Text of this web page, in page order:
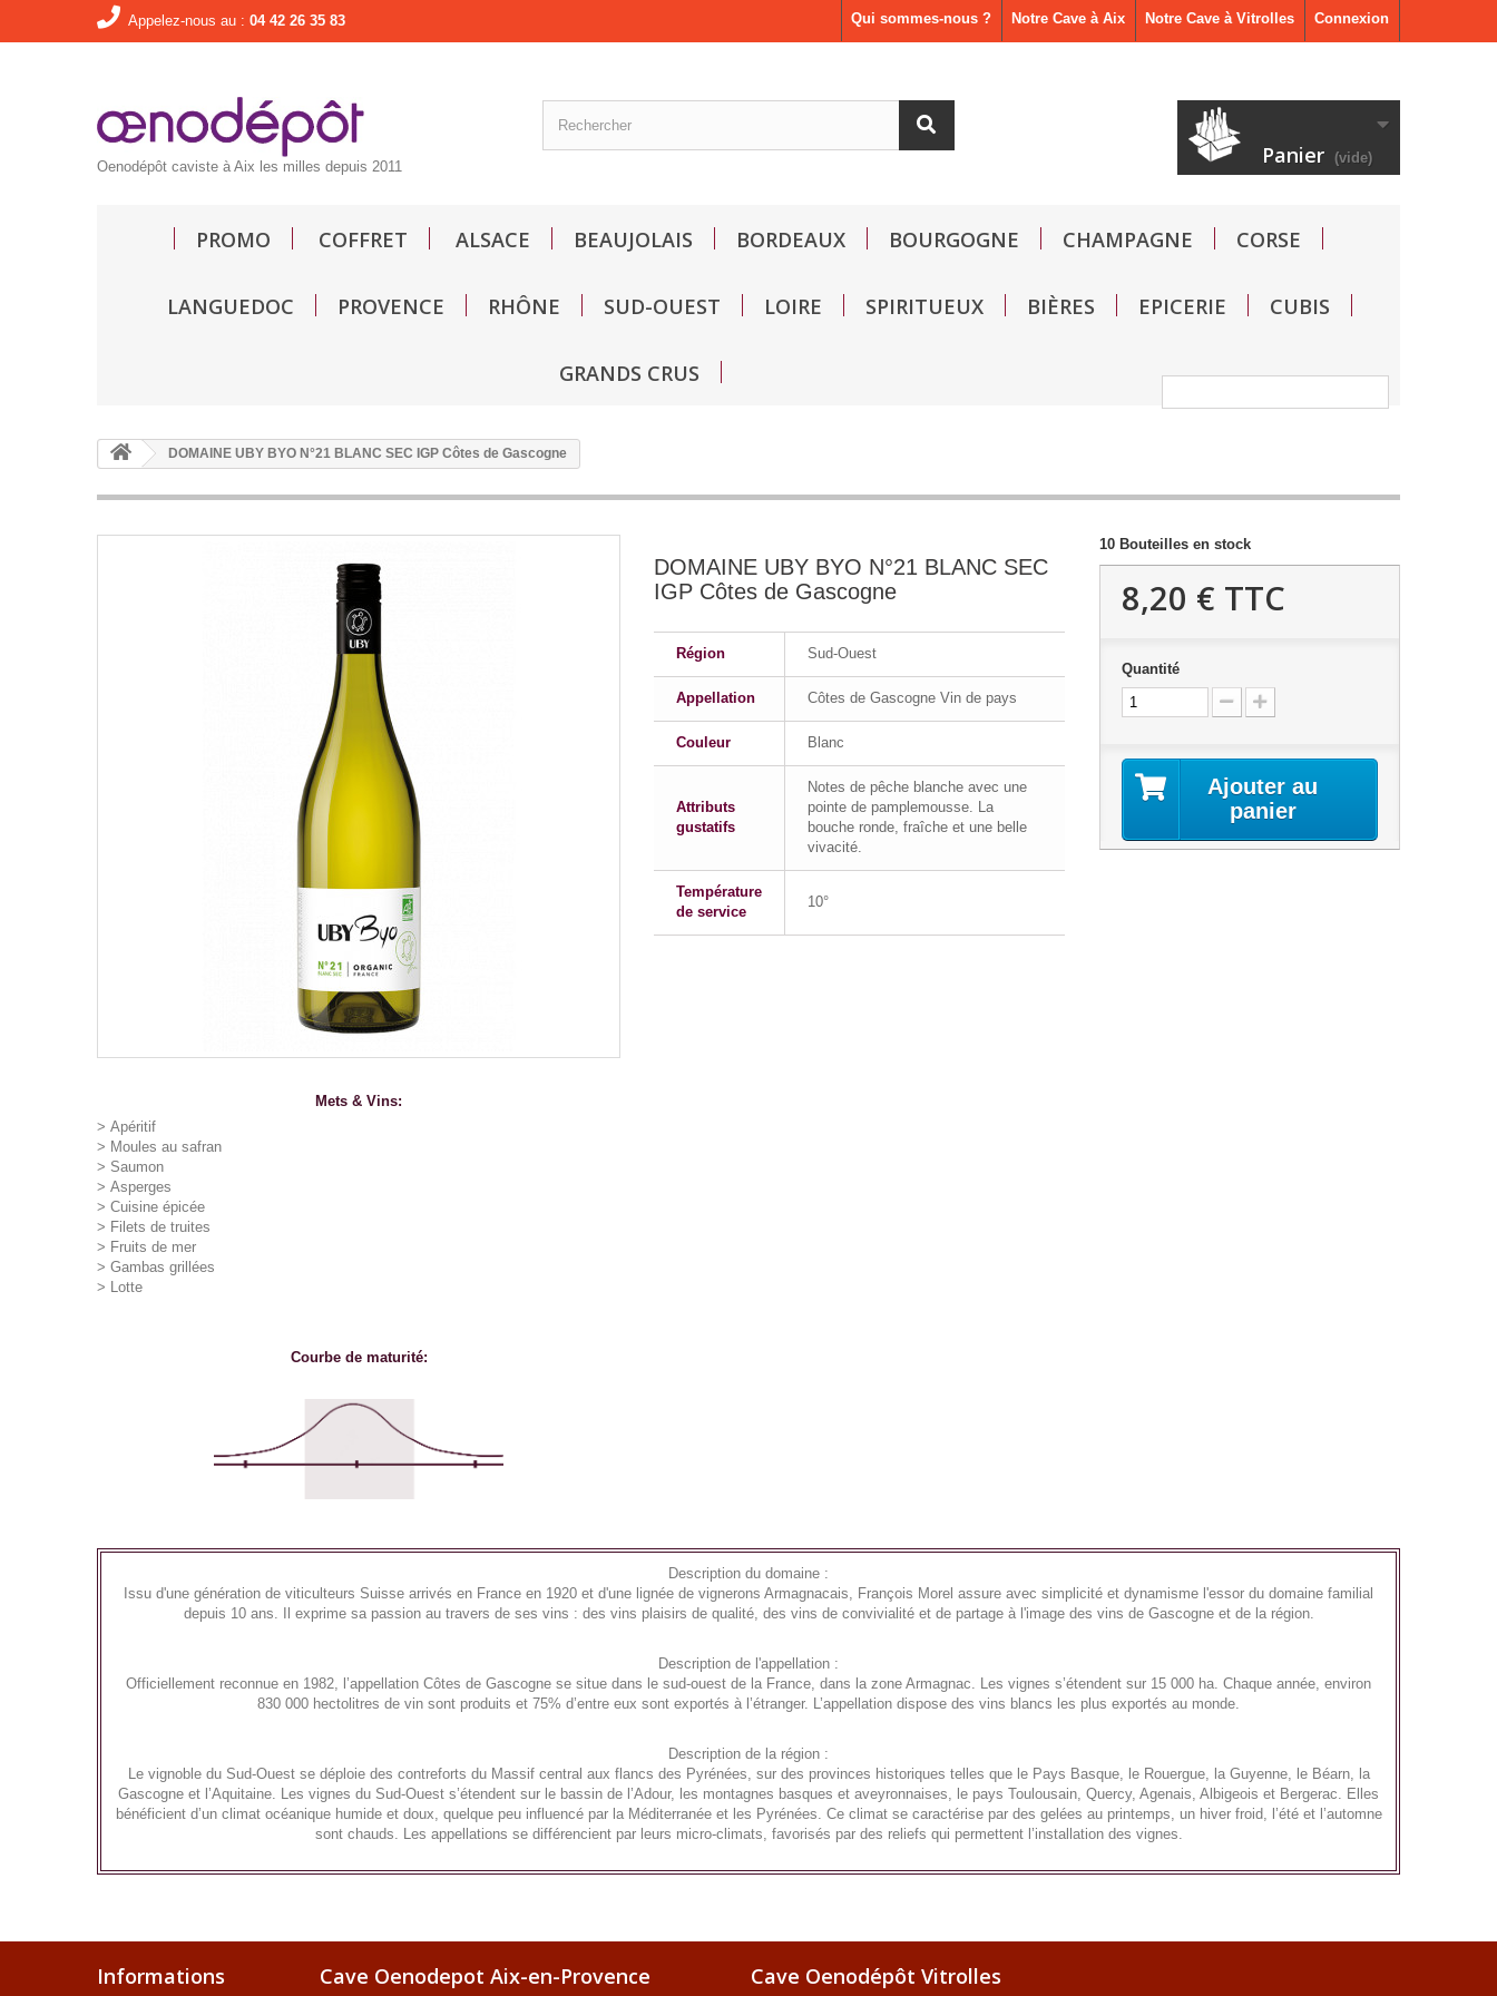
Connexion
Notre Cave à Vitrolles
Notre Cave à Aix
Qui sommes-nous ?
Appelez-nous au : 04 42 26 35 83
Oenodépôt caviste à Aix les milles depuis 2011 Panier (vide)
PROMO COFFRET ALSACE BEAUJOLAIS BORDEAUX BOURGOGNE CHAMPAGNE CORSE
LANGUEDOC PROVENCE RHÔNE SUD-OUEST LOIRE SPIRITUEUX BIÈRES EPICERIE CUBIS
GRANDS CRUS
DOMAINE UBY BYO N°21 BLANC SEC IGP Côtes de Gascogne
Mets & Vins:
> Apéritif
> Moules au safran
> Saumon
> Asperges
> Cuisine épicée
> Filets de truites
> Fruits de mer
> Gambas grillées
>
Lotte
Courbe de maturité:
DOMAINE UBY BYO N°21 BLANC SEC
IGP Côtes de Gascogne
Région Sud-Ouest
Appellation Côtes de Gascogne Vin de pays
Couleur Blanc
Attributs
gustatifs
Notes de pêche blanche avec une
pointe de pamplemousse. La
bouche ronde, fraîche et une belle
vivacité.
Température
de service
10°
10 Bouteilles en stock
8,20 € TTC
Quantité
Ajouter au
panier
Description du domaine :
Issu d'une génération de viticulteurs Suisse arrivés en France en 1920 et d'une lignée de vignerons Armagnacais, François Morel assure avec simplicité et dynamisme l'essor du domaine familial
depuis 10 ans. Il exprime sa passion au travers de ses vins : des vins plaisirs de qualité, des vins de convivialité et de partage à l'image des vins de Gascogne et de la région.
Description de l'appellation :
Officiellement reconnue en 1982, l’appellation Côtes de Gascogne se situe dans le sud-ouest de la France, dans la zone Armagnac. Les vignes s’étendent sur 15 000 ha. Chaque année, environ
830 000 hectolitres de vin sont produits et 75% d’entre eux sont exportés à l’étranger. L’appellation dispose des vins blancs les plus exportés au monde.
Description de la région :
Le vignoble du Sud-Ouest se déploie des contreforts du Massif central aux flancs des Pyrénées, sur des provinces historiques telles que le Pays Basque, le Rouergue, la Guyenne, le Béarn, la
Gascogne et l’Aquitaine. Les vignes du Sud-Ouest s’étendent sur le bassin de l’Adour, les montagnes basques et aveyronnaises, le pays Toulousain, Quercy, Agenais, Albigeois et Bergerac. Elles
bénéficient d’un climat océanique humide et doux, quelque peu influencé par la Méditerranée et les Pyrénées. Ce climat se caractérise par des gelées au printemps, un hiver froid, l’été et l’automne
sont chauds. Les appellations se différencient par leurs micro-climats, favorisés par des reliefs qui permettent l’installation des vignes.
Informations Cave Oenodepot Aix-en-Provence Cave Oenodépôt Vitrolles